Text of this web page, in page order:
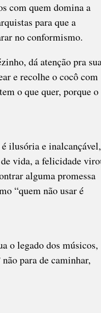
com quem domina a
para que a
no conformismo.
dá atenção pra
e recolhe o cocô com
o que quer, porque o
é ilusória e inalcançável,
vida, a felicidade
alguma promessa
“quem não usar é
o legado dos músicos,
para de caminhar,